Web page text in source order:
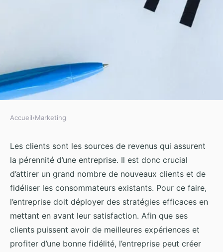
Audit CRM : une technique
fiable pour garantir une gestion
client sans faille
Iris•19 janvier 2025•8 min de lecture
Accueil›Marketing
Les clients sont les sources de revenus qui assurent
la pérennité d’une entreprise. Il est donc crucial
d’attirer un grand nombre de nouveaux clients et de
fidéliser les consommateurs existants. Pour ce faire,
l’entreprise doit déployer des stratégies efficaces en
mettant en avant leur satisfaction. Afin que ses
clients puissent avoir de meilleures expériences et
profiter d’une bonne fidélité, l’entreprise peut créer